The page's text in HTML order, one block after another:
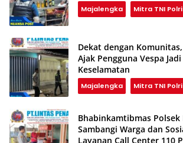
Majalengka Mitra TNI Polri
Dekat dengan
Ajak Pengguna Vespa
Keselamatan
Majalengka Mitra TNI Polri
Bhabinkamtibmas
Sambangi Warga dan
Layanan Call Center 110